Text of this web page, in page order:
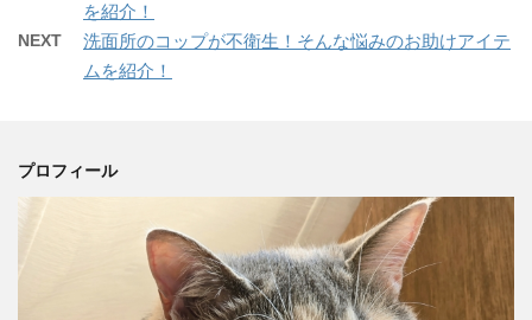
を紹介！
NEXT
洗面所のコップが不衛生！そんな悩みのお助けアイテ
ムを紹介！
プロフィール